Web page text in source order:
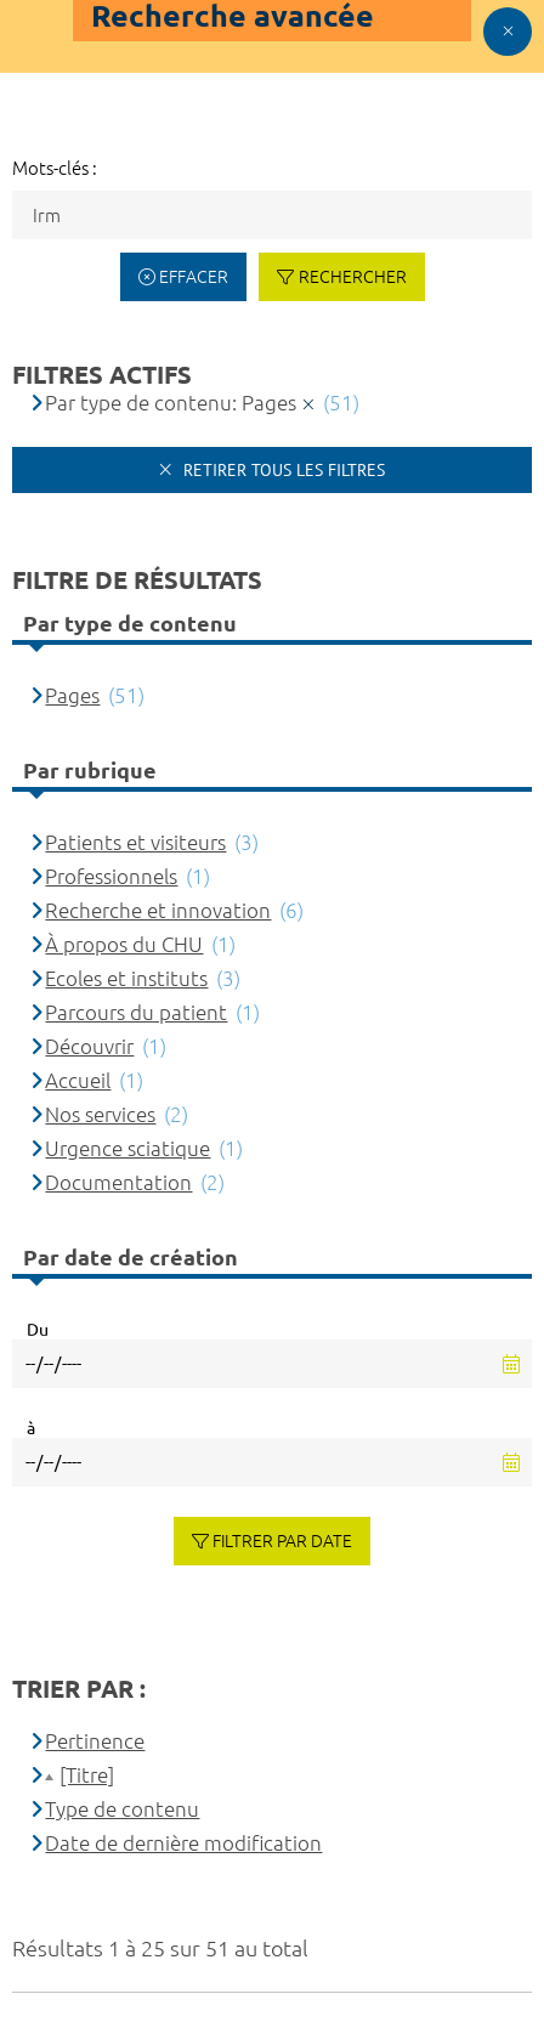
Recherche avancée
Mots-clés :
EFFACER RECHERCHER
Résultats 1 à 25 sur 51 au total
FILTRES ACTIFS
Par type de contenu: Pages (51)
RETIRER TOUS LES FILTRES
FILTRE DE RÉSULTATS
Par type de contenu
Pages (51)
Par rubrique
Patients et visiteurs (3)
Professionnels (1)
Recherche et innovation (6)
À propos du CHU (1)
Ecoles et instituts (3)
Parcours du patient (1)
Découvrir (1)
Accueil (1)
Nos services (2)
Urgence sciatique (1)
Documentation (2)
Par date de création
Du
à
FILTRER PAR DATE
TRIER PAR :
Pertinence
[Titre]
Type de contenu
Date de dernière modification